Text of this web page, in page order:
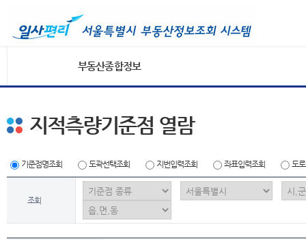
부동산종합정보
지적측량기준점 열람
기준점명조회 도곽선택조회 지번입력조회 좌표입력조회 도
조회